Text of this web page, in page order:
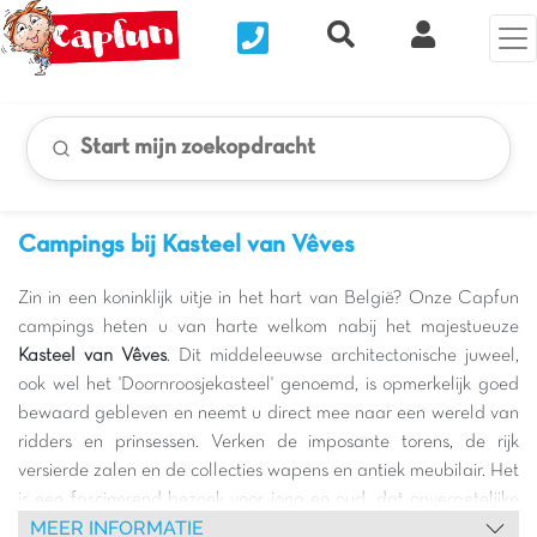
Nous contacterRecherche rapide
Mijn Clix
Start mijn zoekopdracht
Campings bij Kasteel van Vêves
Zin in een koninklijk uitje in het hart van België? Onze Capfun
campings heten u van harte welkom nabij het majestueuze
Kasteel van Vêves. Dit middeleeuwse architectonische juweel,
ook wel het 'Doornroosjekasteel' genoemd, is opmerkelijk goed
bewaard gebleven en neemt u direct mee naar een wereld van
ridders en prinsessen. Verken de imposante torens, de rijk
versierde zalen en de collecties wapens en antiek meubilair. Het
is een fascinerend bezoek voor jong en oud, dat onvergetelijke
herinneringen aan uw verblijf in Wallonië belooft. Stelt u zich
MEER INFORMATIE